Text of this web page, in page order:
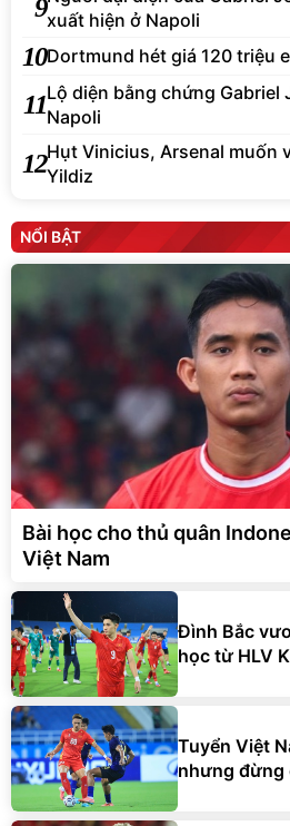
9xuất hiện ở Napoli
10Dortmund hét giá 120 triệu
11Lộ diện bằng chứng Gabriel
Napoli
12Hụt Vinicius, Arsenal muốn
Yildiz
NỔI BẬT
Bài học cho thủ quân
Việt Nam
Đình Bắc
học từ HLV
Tuyển Việt
nhưng đừng